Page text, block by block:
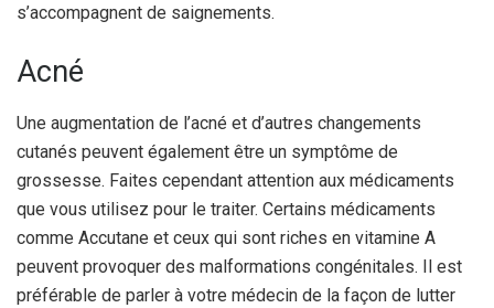
s’accompagnent de saignements.
Acné
Une augmentation de l’acné et d’autres changements
cutanés peuvent également être un symptôme de
grossesse. Faites cependant attention aux médicaments
que vous utilisez pour le traiter. Certains médicaments
comme Accutane et ceux qui sont riches en vitamine A
peuvent provoquer des malformations congénitales. Il est
préférable de parler à votre médecin de la façon de lutter